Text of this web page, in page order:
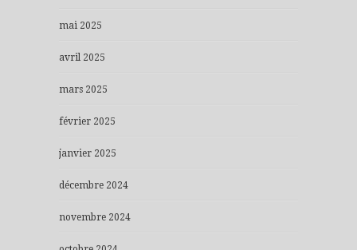
mai 2025
avril 2025
mars 2025
février 2025
janvier 2025
décembre 2024
novembre 2024